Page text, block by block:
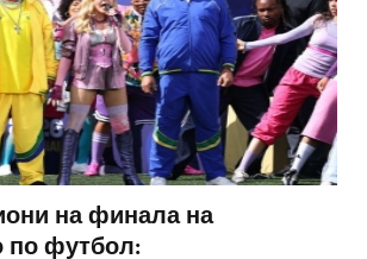
на финала на
по футбол: